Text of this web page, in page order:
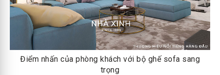
Điểm nhấn của phòng khách với bộ ghế sofa sang
trọng